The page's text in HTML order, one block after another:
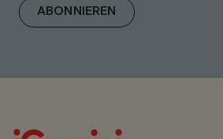
ABONNIEREN